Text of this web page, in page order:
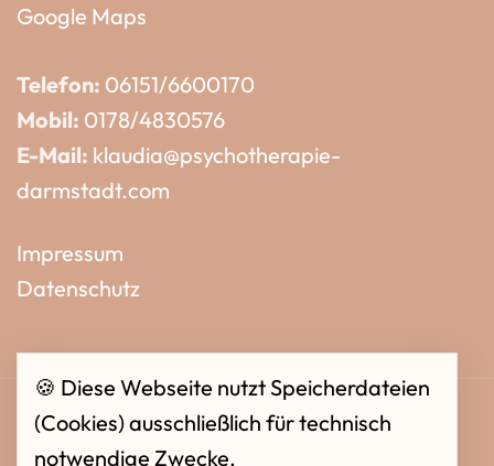
Google Maps
Telefon: 06151/6600170
Mobil: 0178/4830576
E-Mail: klaudia@psychotherapie-
darmstadt.com
Impressum
Datenschutz
🍪 Diese Webseite nutzt Speicherdateien
(Cookies) ausschließlich für technisch
notwendige Zwecke.